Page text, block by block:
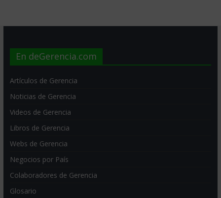
En deGerencia.com
Artículos de Gerencia
Noticias de Gerencia
Videos de Gerencia
Libros de Gerencia
Webs de Gerencia
Negocios por País
Colaboradores de Gerencia
Glosario